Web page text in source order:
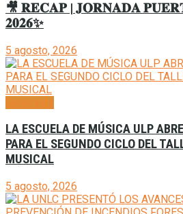
🎥 𝐑𝐄𝐂𝐀𝐏 | 𝐉𝐎𝐑𝐍𝐀𝐃𝐀
𝟐𝟎𝟐𝟔✨
5 agosto, 2026
LA ESCUELA DE MÚSICA ULP
PARA EL SEGUNDO CICLO DEL
MUSICAL
5 agosto, 2026